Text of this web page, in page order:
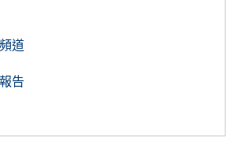
道
告